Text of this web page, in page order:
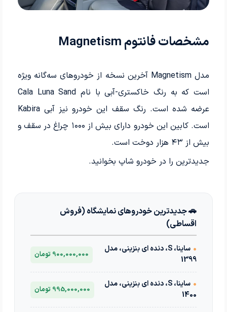
مشخصات فانتوم Magnetism
مدل Magnetism آخرین نسخه از خودروهای سه‌گانه ویژه
است که به رنگ خاکستری-آبی با نام Cala Luna Sand
عرضه شده است. رنگ سقف این خودرو نیز آبی Kabira
است. کابین این خودرو دارای بیش از ۱۰۰۰ چراغ در سقف و
بیش از ۴۳ هزار دوخت است.
جدیدترین را در خودرو شاپ بخوانید.
🚗 جدیدترین خودروهای نمایشگاه (فروش
اقساطی)
•
ساینا، S، دنده ای بنزینی، مدل
1399
900,000,000 تومان
•
ساینا، S، دنده ای بنزینی، مدل
1400
995,000,000 تومان